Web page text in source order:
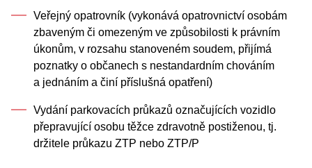
Veřejný opatrovník (vykonává opatrovnictví osobám
zbaveným či omezeným ve způsobilosti k právním
úkonům, v rozsahu stanoveném soudem, přijímá
poznatky o občanech s nestandardním chováním
a jednáním a činí příslušná opatření)
Vydání parkovacích průkazů označujících vozidlo
přepravující osobu těžce zdravotně postiženou, tj.
držitele průkazu ZTP nebo ZTP/P